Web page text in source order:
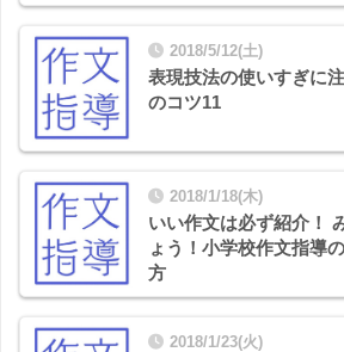
2018/5/12(土)
表現技法の使いすぎに
のコツ11
2018/1/18(木)
いい作文は必ず紹介！
ょう！小学校作文指導
方
2018/1/23(火)